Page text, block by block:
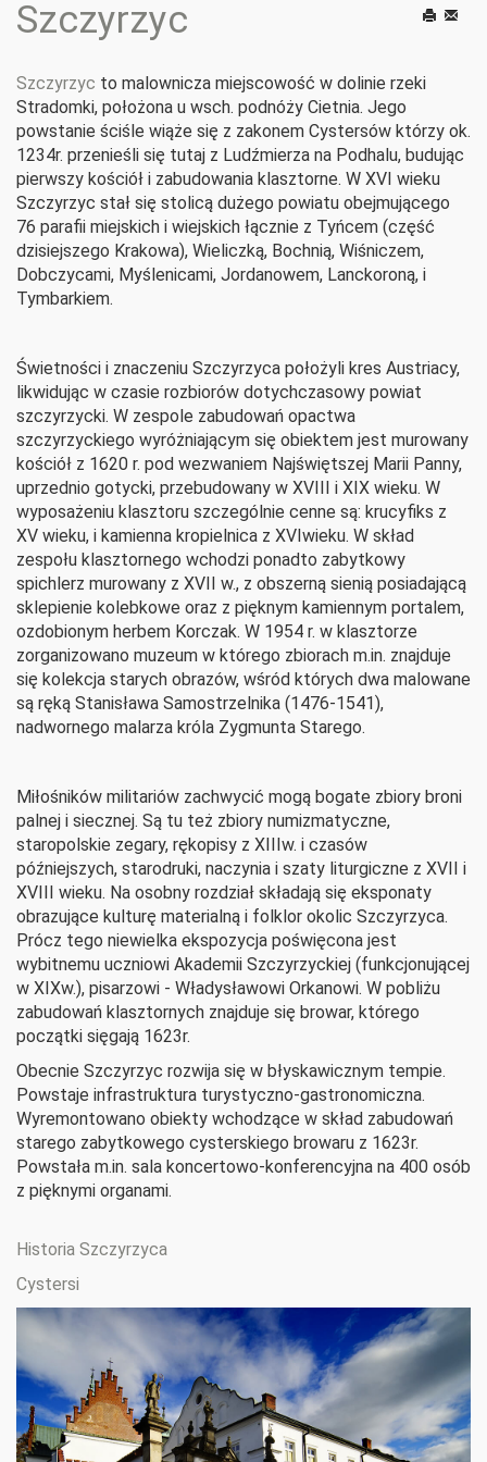
Szczyrzyc
Szczyrzyc to malownicza miejscowość w dolinie rzeki
Stradomki, położona u wsch. podnóży Cietnia. Jego
powstanie ściśle wiąże się z zakonem Cystersów którzy ok.
1234r. przenieśli się tutaj z Ludźmierza na Podhalu, budując
pierwszy kościół i zabudowania klasztorne. W XVI wieku
Szczyrzyc stał się stolicą dużego powiatu obejmującego
76 parafii miejskich i wiejskich łącznie z Tyńcem (część
dzisiejszego Krakowa), Wieliczką, Bochnią, Wiśniczem,
Dobczycami, Myślenicami, Jordanowem, Lanckoroną, i
Tymbarkiem.
Świetności i znaczeniu Szczyrzyca położyli kres Austriacy,
likwidując w czasie rozbiorów dotychczasowy powiat
szczyrzycki. W zespole zabudowań opactwa
szczyrzyckiego wyróżniającym się obiektem jest murowany
kościół z 1620 r. pod wezwaniem Najświętszej Marii Panny,
uprzednio gotycki, przebudowany w XVIII i XIX wieku. W
wyposażeniu klasztoru szczególnie cenne są: krucyfiks z
XV wieku, i kamienna kropielnica z XVIwieku. W skład
zespołu klasztornego wchodzi ponadto zabytkowy
spichlerz murowany z XVII w., z obszerną sienią posiadającą
sklepienie kolebkowe oraz z pięknym kamiennym portalem,
ozdobionym herbem Korczak. W 1954 r. w klasztorze
zorganizowano muzeum w którego zbiorach m.in. znajduje
się kolekcja starych obrazów, wśród których dwa malowane
są ręką Stanisława Samostrzelnika (1476-1541),
nadwornego malarza króla Zygmunta Starego.
Miłośników militariów zachwycić mogą bogate zbiory broni
palnej i siecznej. Są tu też zbiory numizmatyczne,
staropolskie zegary, rękopisy z XIIIw. i czasów
późniejszych, starodruki, naczynia i szaty liturgiczne z XVII i
XVIII wieku. Na osobny rozdział składają się eksponaty
obrazujące kulturę materialną i folklor okolic Szczyrzyca.
Prócz tego niewielka ekspozycja poświęcona jest
wybitnemu uczniowi Akademii Szczyrzyckiej (funkcjonującej
w XIXw.), pisarzowi - Władysławowi Orkanowi. W pobliżu
zabudowań klasztornych znajduje się browar, którego
początki sięgają 1623r.
Obecnie Szczyrzyc rozwija się w błyskawicznym tempie.
Powstaje infrastruktura turystyczno-gastronomiczna.
Wyremontowano obiekty wchodzące w skład zabudowań
starego zabytkowego cysterskiego browaru z 1623r.
Powstała m.in. sala koncertowo-konferencyjna na 400 osób
z pięknymi organami.
Historia Szczyrzyca
Cystersi